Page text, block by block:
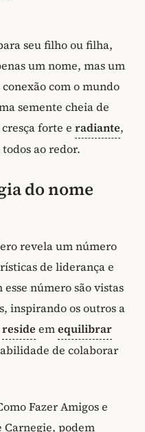
seu filho ou filha,
um nome, mas um
com o mundo
semente cheia de
forte e radiante,
ao redor.
do nome
revela um número
de liderança e
número são vistas
inspirando os outros a
reside emequilibrar
de colaborar
Fazer Amigos e
Carnegie, podem